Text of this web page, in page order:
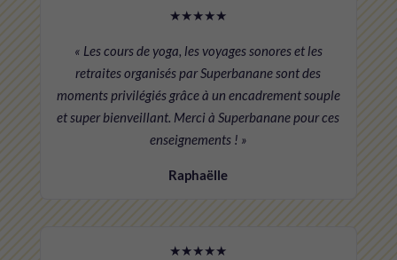
★★★★★
« Les cours de yoga, les voyages sonores et les
retraites organisés par Superbanane sont des
moments privilégiés grâce à un encadrement souple
et super bienveillant. Merci à Superbanane pour ces
enseignements ! »
Raphaëlle
★★★★★